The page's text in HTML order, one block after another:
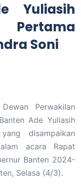
Yuliasih
Pertama
Soni
Perwakilan
Ade Yuliasih
disampaikan
acara Rapat
Banten 2024-
Selasa (4/3).